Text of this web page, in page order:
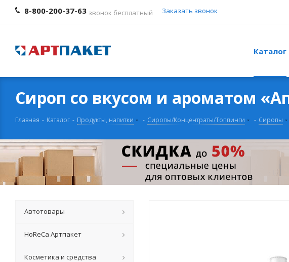
8-800-200-37-63 звонок бесплатный Заказать звонок
Каталог
Сироп со вкусом и ароматом
Главная - Каталог - Продукты, напитки - Сиропы/Концентраты/Топпинги - Сиропы
Автотовары
HoReCa Артпакет
Косметика и средства